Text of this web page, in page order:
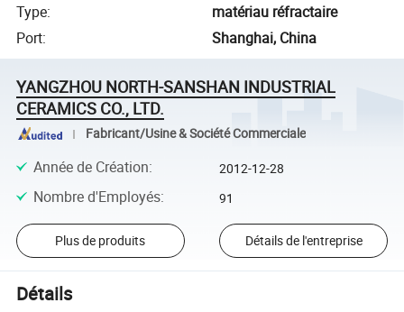
Type:
matériau réfractaire
Port: Shanghai, China
YANGZHOU NORTH-SANSHAN INDUSTRIAL
CERAMICS CO., LTD.
Fabricant/Usine & Société Commerciale
Année de Création: 2012-12-28
Nombre d'Employés: 91
Plus de produits Détails de l'entreprise
Détails